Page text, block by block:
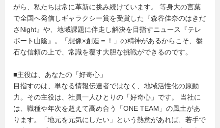
がら、私たちは常に革新に挑み続けています。 等身大の言葉
で全国へ発信しギャラクシー賞を受賞した『森谷佳奈のはきだ
さNight』や、地域課題に伴走し解決を目指すニュース『テレ
ポート山陰』。「想像×創造＝！」の精神があるからこそ、盤
石な信頼の上で、常識を覆す大胆な挑戦ができるのです。
■主役は、あなたの「好奇心」
目指すのは、単なる情報伝達者ではなく、地域活性化の原動
力。その主役は、社員一人ひとりの「好奇心」です。 当社に
は、職種や年次を超えて高め合う「ONE TEAM」の風土があ
ります。「地元を元気にしたい」という熱意があれば、若手で